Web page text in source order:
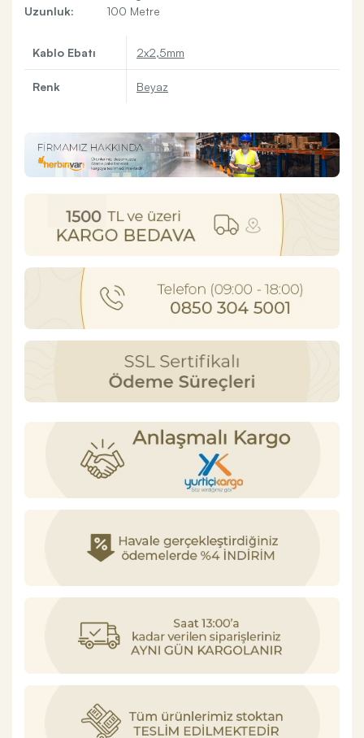
Uzunluk:
100 Metre
Kablo Ebatı 2x2,5mm
Renk Beyaz